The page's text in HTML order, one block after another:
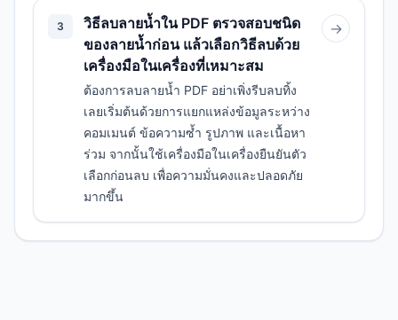
3
วิธีลบลายน้ำใน PDF ตรวจสอบชนิด
ของลายน้ำก่อน แล้วเลือกวิธีลบด้วย
เครื่องมือในเครื่องที่เหมาะสม
ต้องการลบลายน้ำ PDF อย่าเพิ่งรีบลบทิ้ง
เลยเริ่มต้นด้วยการแยกแหล่งข้อมูลระหว่าง
คอมเมนต์ ข้อความซ้ำ รูปภาพ และเนื้อหา
ร่วม จากนั้นใช้เครื่องมือในเครื่องยืนยันตัว
เลือกก่อนลบ เพื่อความมั่นคงและปลอดภัย
มากขึ้น
→